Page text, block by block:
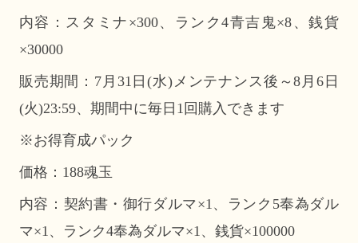
内容：スタミナ×300、ランク4青吉鬼×8、銭貨
×30000
販売期間：7月31日(水)メンテナンス後～8月6日
(火)23:59、期間中に毎日1回購入できます
※お得育成パック
価格：188魂玉
内容：契約書・御行ダルマ×1、ランク5奉為ダル
マ×1、ランク4奉為ダルマ×1、銭貨×100000